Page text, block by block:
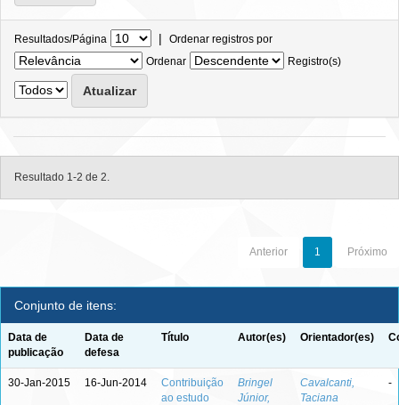
Resultados/Página | Ordenar registros por
Ordenar
Registro(s)
Resultado 1-2 de 2.
Anterior 1 Próximo
Conjunto de itens:
Data de
publicação
Data de
defesa
Título Autor(es) Orientador(es)
30-Jan-2015 16-Jun-2014
Contribuição
ao estudo
Bringel
Júnior,
Cavalcanti,
Taciana
-